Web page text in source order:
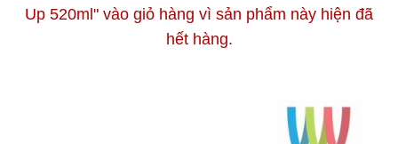
Up 520ml" vào giỏ hàng vì sản phẩm này hiện đã
hết hàng.